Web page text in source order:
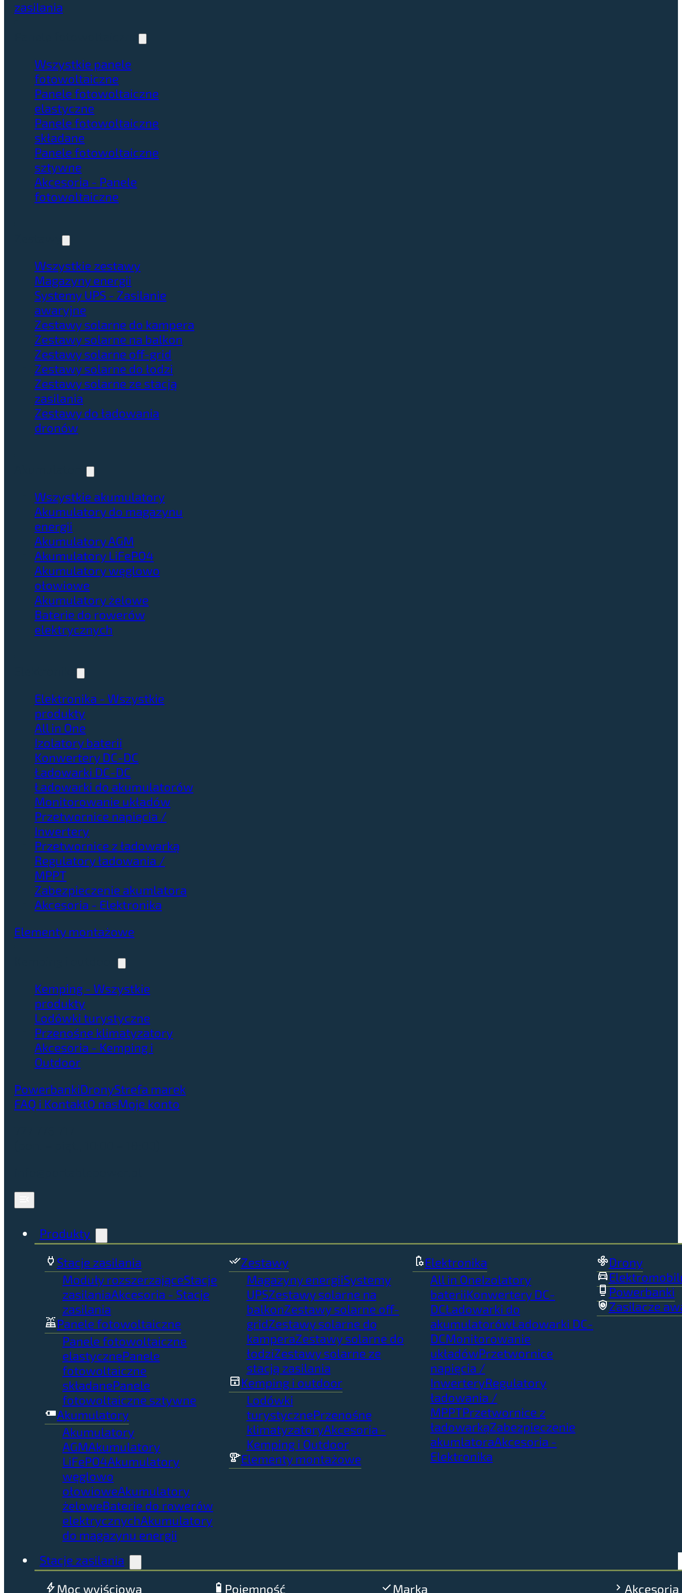
zasilania
Wszystkie panele
fotowoltaiczne
Panele fotowoltaiczne
elastyczne
Panele fotowoltaiczne
składane
Panele fotowoltaiczne
sztywne
Akcesoria - Panele
fotowoltaiczne
Wszystkie zestawy
Magazyny energii
Systemy UPS - Zasilanie
awaryjne
Zestawy solarne do kampera
Zestawy solarne na balkon
Zestawy solarne off-grid
Zestawy solarne do łodzi
Zestawy solarne ze stacją
zasilania
Zestawy do ładowania
dronów
Wszystkie akumulatory
Akumulatory do magazynu
energii
Akumulatory AGM
Akumulatory LiFePO4
Akumulatory węglowo
ołowiowe
Akumulatory żelowe
Baterie do rowerów
elektrycznych
Elektronika - Wszystkie
produkty
All in One
Izolatory baterii
Konwertery DC-DC
Ładowarki DC-DC
Ładowarki do akumulatorów
Monitorowanie układów
Przetwornice napięcia /
Inwertery
Przetwornice z ładowarką
Regulatory ładowania /
MPPT
Zabezpieczenie akumlatora
Akcesoria - Elektronika
Elementy montażowe
Kemping - Wszystkie
produkty
Lodówki turystyczne
Przenośne klimatyzatory
Akcesoria - Kemping i
Outdoor
PowerbankiDronyStrefa marek
FAQ i KontaktO nasMoje konto
Produkty
Stacje zasilania
Moduły rozszerzająceStacje
zasilaniaAkcesoria - Stacje
zasilania
Panele fotowoltaiczne
Panele fotowoltaiczne
elastycznePanele
fotowoltaiczne
składanePanele
fotowoltaiczne sztywne
Akumulatory
Akumulatory
AGMAkumulatory
LiFePO4Akumulatory
węglowo
ołowioweAkumulatory
żeloweBaterie do rowerów
elektrycznychAkumulatory
do magazynu energii
Zestawy
Magazyny energiiSystemy
UPSZestawy solarne na
balkonZestawy solarne off-
gridZestawy solarne do
kamperaZestawy solarne do
łodziZestawy solarne ze
stacją zasilania
Kemping i outdoor
Lodówki
turystycznePrzenośne
klimatyzatoryAkcesoria -
Kemping i Outdoor
Elementy montażowe
Elektronika
All in OneIzolatory
bateriiKonwertery DC-
DCŁadowarki do
akumulatorówŁadowarki DC-
DCMonitorowanie
układówPrzetwornice
napięcia /
InwerteryRegulatory
ładowania /
MPPTPrzetwornice z
ładowarkąZabezpieczenie
akumlatoraAkcesoria -
Elektronika
Drony
Powerbanki
Zasilacze
Stacje zasilania
Moc wyjściowa
Pojemność Marka Akcesoria